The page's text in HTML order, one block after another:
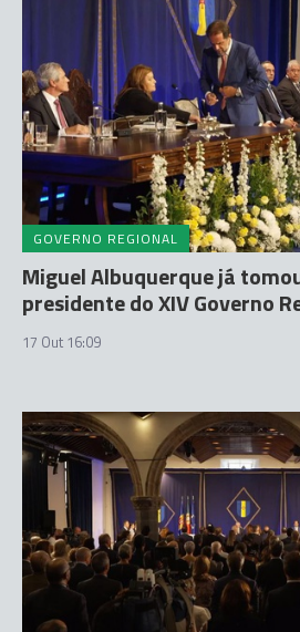
GOVERNO REGIONAL
Miguel Albuquerque já
presidente do XIV Governo
17 Out 16:09